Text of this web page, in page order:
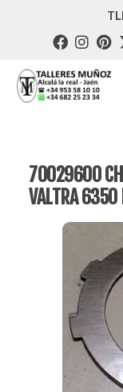
70029600
VALTRA 6350